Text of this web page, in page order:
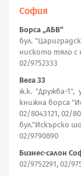
София
Борса „АБВ“
бул.
ниското тяло с
02/9752333
Вега 33
ж.к. "Дружба-
книжна борса
02/8043121, 02/
бул."Искърско
02/9790890
Бизнес-салон
02/9752291, 02/